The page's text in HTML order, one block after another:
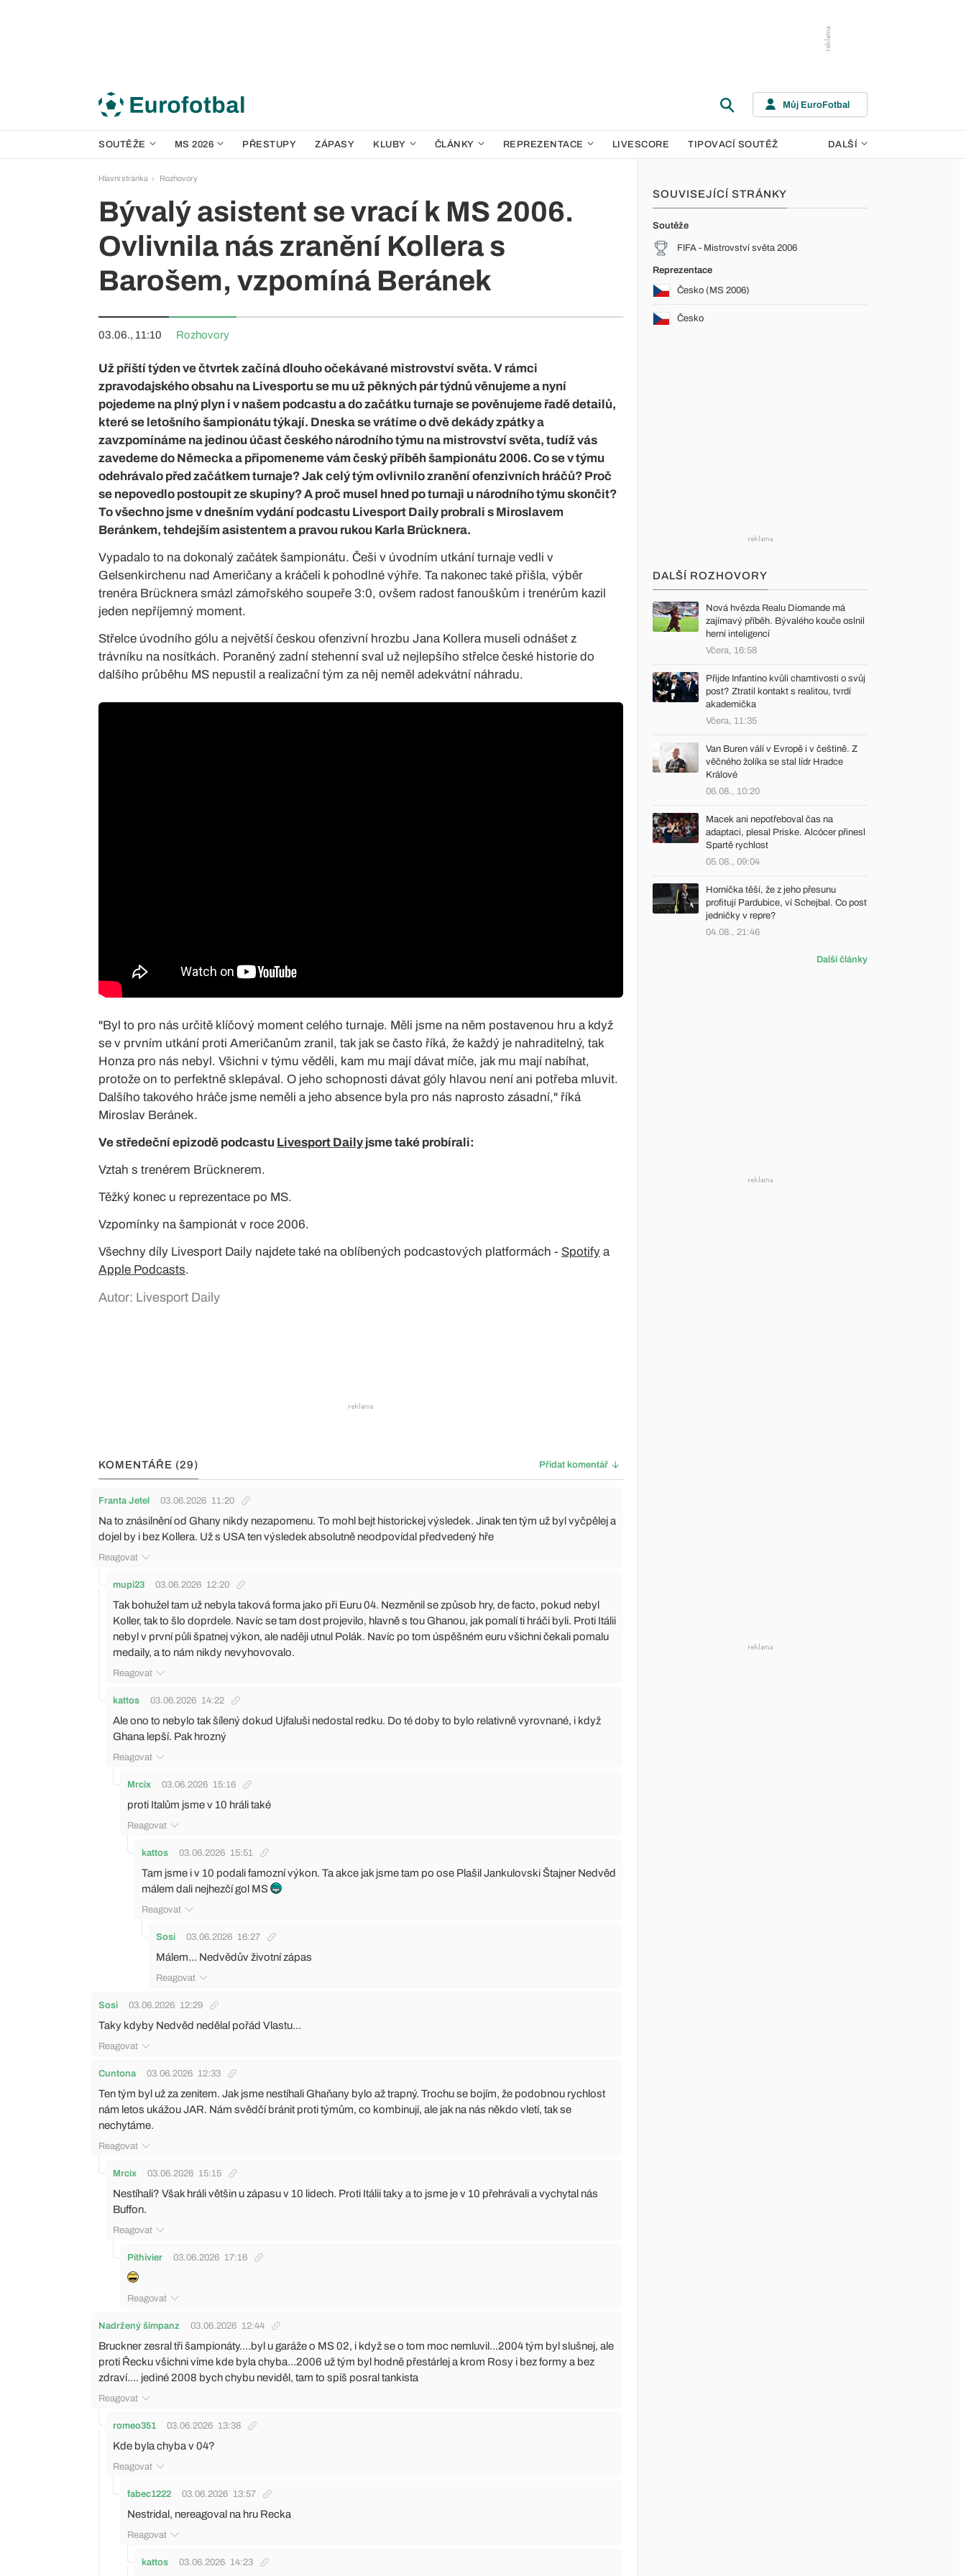
Můj EuroFotbal
SOUTĚŽE MS 2026 PŘESTUPY ZÁPASY KLUBY ČLÁNKY REPREZENTACE LIVESCORE TIPOVACÍ SOUTĚŽ DALŠÍ
Hlavní stránka Rozhovory
Bývalý asistent se vrací k MS 2006.
Ovlivnila nás zranění Kollera s
Barošem, vzpomíná Beránek
03.06., 11:10 Rozhovory
Už příští týden ve čtvrtek začíná dlouho očekávané mistrovství světa. V rámci
zpravodajského obsahu na Livesportu se mu už pěkných pár týdnů věnujeme a nyní
pojedeme na plný plyn i v našem podcastu a do začátku turnaje se pověnujeme řadě detailů,
které se letošního šampionátu týkají. Dneska se vrátíme o dvě dekády zpátky a
zavzpomínáme na jedinou účast českého národního týmu na mistrovství světa, tudíž vás
zavedeme do Německa a připomeneme vám český příběh šampionátu 2006. Co se v týmu
odehrávalo před začátkem turnaje? Jak celý tým ovlivnilo zranění ofenzivních hráčů? Proč
se nepovedlo postoupit ze skupiny? A proč musel hned po turnaji u národního týmu skončit?
To všechno jsme v dnešním vydání podcastu Livesport Daily probrali s Miroslavem
Beránkem, tehdejším asistentem a pravou rukou Karla Brücknera.
Vypadalo to na dokonalý začátek šampionátu. Češi v úvodním utkání turnaje vedli v
Gelsenkirchenu nad Američany a kráčeli k pohodlné výhře. Ta nakonec také přišla, výběr
trenéra Brücknera smázl zámořského soupeře 3:0, ovšem radost fanouškům i trenérům kazil
jeden nepříjemný moment.
Střelce úvodního gólu a největší českou ofenzivní hrozbu Jana Kollera museli odnášet z
trávníku na nosítkách. Poraněný zadní stehenní sval už nejlepšího střelce české historie do
dalšího průběhu MS nepustil a realizační tým za něj neměl adekvátní náhradu.
"Byl to pro nás určitě klíčový moment celého turnaje. Měli jsme na něm postavenou hru a když
se v prvním utkání proti Američanům zranil, tak jak se často říká, že každý je nahraditelný, tak
Honza pro nás nebyl. Všichni v týmu věděli, kam mu mají dávat míče, jak mu mají nabíhat,
protože on to perfektně sklepával. O jeho schopnosti dávat góly hlavou není ani potřeba mluvit.
Dalšího takového hráče jsme neměli a jeho absence byla pro nás naprosto zásadní," říká
Miroslav Beránek.
Ve středeční epizodě podcastu Livesport Daily jsme také probírali:
Vztah s trenérem Brücknerem.
Těžký konec u reprezentace po MS.
Vzpomínky na šampionát v roce 2006.
Všechny díly Livesport Daily najdete také na oblíbených podcastových platformách - Spotify a
Apple Podcasts.
Autor: Livesport Daily
KOMENTÁŘE (29) Přidat komentář
Franta Jetel 03.06.2026 11:20
Na to znásilnění od Ghany nikdy nezapomenu. To mohl bejt historickej výsledek. Jinak ten tým už byl vyčpělej a
dojel by i bez Kollera. Už s USA ten výsledek absolutně neodpovídal předvedený hře
Reagovat
mupi23 03.06.2026 12:20
Tak bohužel tam už nebyla taková forma jako při Euru 04. Nezměnil se způsob hry, de facto, pokud nebyl
Koller, tak to šlo doprdele. Navíc se tam dost projevilo, hlavně s tou Ghanou, jak pomalí ti hráči byli. Proti Itálii
nebyl v první půli špatnej výkon, ale naději utnul Polák. Navíc po tom úspěšném euru všichni čekali pomalu
medaily, a to nám nikdy nevyhovovalo.
Reagovat
kattos 03.06.2026 14:22
Ale ono to nebylo tak šílený dokud Ujfaluši nedostal redku. Do té doby to bylo relativně vyrovnané, i když
Ghana lepší. Pak hrozný
Reagovat
Mrcix 03.06.2026 15:16
proti Italům jsme v 10 hráli také
Reagovat
kattos 03.06.2026 15:51
Tam jsme i v 10 podali famozní výkon. Ta akce jak jsme tam po ose Plašil Jankulovski Štajner Nedvěd
málem dali nejhezčí gol MS
Reagovat
Sosi 03.06.2026 16:27
Málem... Nedvědův životní zápas
Reagovat
Sosi 03.06.2026 12:29
Taky kdyby Nedvěd nedělal pořád Vlastu...
Reagovat
Cuntona 03.06.2026 12:33
Ten tým byl už za zenitem. Jak jsme nestíhali Ghaňany bylo až trapný. Trochu se bojím, že podobnou rychlost
nám letos ukážou JAR. Nám svědčí bránit proti týmům, co kombinují, ale jak na nás někdo vletí, tak se
nechytáme.
Reagovat
Mrcix 03.06.2026 15:15
Nestíhali? Však hráli většin u zápasu v 10 lidech. Proti Itálii taky a to jsme je v 10 přehrávali a vychytal nás
Buffon.
Reagovat
Pithivier 03.06.2026 17:16
Reagovat
Nadržený šimpanz 03.06.2026 12:44
Bruckner zesral tři šampionáty....byl u garáže o MS 02, i když se o tom moc nemluvil...2004 tým byl slušnej, ale
proti Řecku všichni víme kde byla chyba...2006 už tým byl hodně přestárlej a krom Rosy i bez formy a bez
zdraví.... jediné 2008 bych chybu neviděl, tam to spíš posral tankista
Reagovat
romeo351 03.06.2026 13:38
Kde byla chyba v 04?
Reagovat
fabec1222 03.06.2026 13:57
Nestridal, nereagoval na hru Recka
Reagovat
kattos 03.06.2026 14:23
SOUVISEJÍCÍ STRÁNKY
Soutěže
FIFA - Mistrovství světa 2006
Reprezentace
Česko (MS 2006)
Česko
DALŠÍ ROZHOVORY
Nová hvězda Realu Diomande má
zajímavý příběh. Bývalého kouče oslnil
herní inteligencí
Včera, 16:58
Přijde Infantino kvůli chamtivosti o svůj
post? Ztratil kontakt s realitou, tvrdí
akademička
Včera, 11:35
Van Buren válí v Evropě i v češtině. Z
věčného žolíka se stal lídr Hradce
Králové
06.08., 10:20
Macek ani nepotřeboval čas na
adaptaci, plesal Priske. Alcócer přinesl
Spartě rychlost
05.08., 09:04
Horníčka těší, že z jeho přesunu
profitují Pardubice, ví Schejbal. Co post
jedničky v repre?
04.08., 21:46
Další články